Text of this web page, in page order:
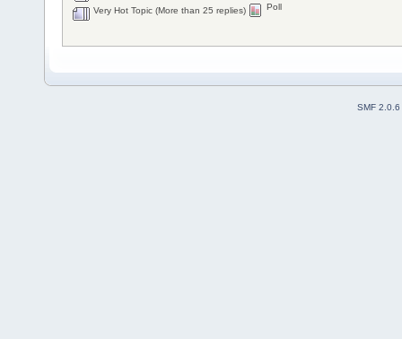
Very Hot Topic (More than 25 replies)
Poll
SMF 2.0.6